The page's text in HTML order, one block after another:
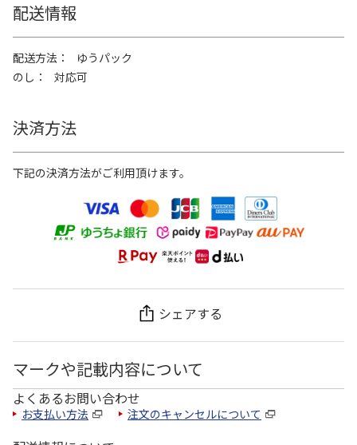
配送情報
配送方法
ゆうパック
のし
対応可
決済方法
下記の決済方法がご利用頂けます。
シェアする
マークや記載内容について
よくあるお問い合わせ
お支払い方法 注文のキャンセルについて